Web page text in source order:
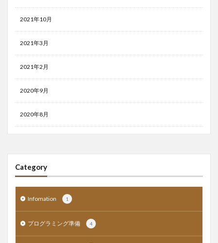
2021年10月
2021年3月
2021年2月
2020年9月
2020年8月
Category
Infomation 1
プログラミング準備 4